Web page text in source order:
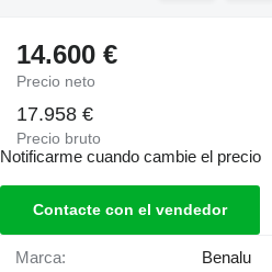
14.600 €
Precio neto
17.958 €
Precio bruto
Notificarme cuando cambie el precio
Contacte con el vendedor
Marca: Benalu